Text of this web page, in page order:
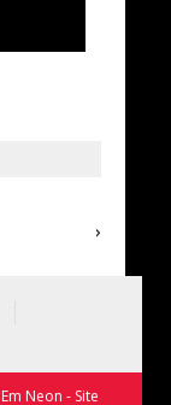
›
Em Neon - Site